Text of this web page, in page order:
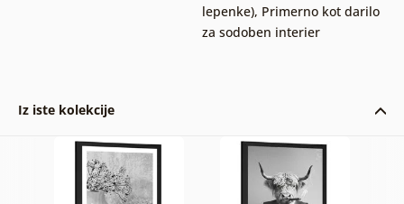
lepenke), Primerno kot darilo
za sodoben interier
Iz iste kolekcije